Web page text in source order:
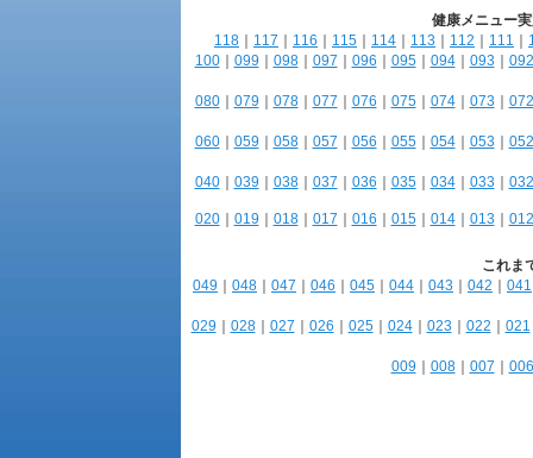
健康メニュー
118
117 116 115 114 113 112 111
100｜ 099 098｜ 097 096 095｜ 094｜ 093 092
080｜ 079 078｜ 077 076 075｜ 074｜ 073 072
060｜ 059 058｜ 057 056 055｜ 054｜ 053 052
040｜ 039 038｜ 037 036 035｜ 034｜ 033 032
020｜ 019 018｜ 017 016 015｜ 014｜ 013 012
これま
049
048 047 046 045 044 043 042 041
029 028｜ 027 026 025｜ 024｜ 023 022 021
009 008｜ 007 006